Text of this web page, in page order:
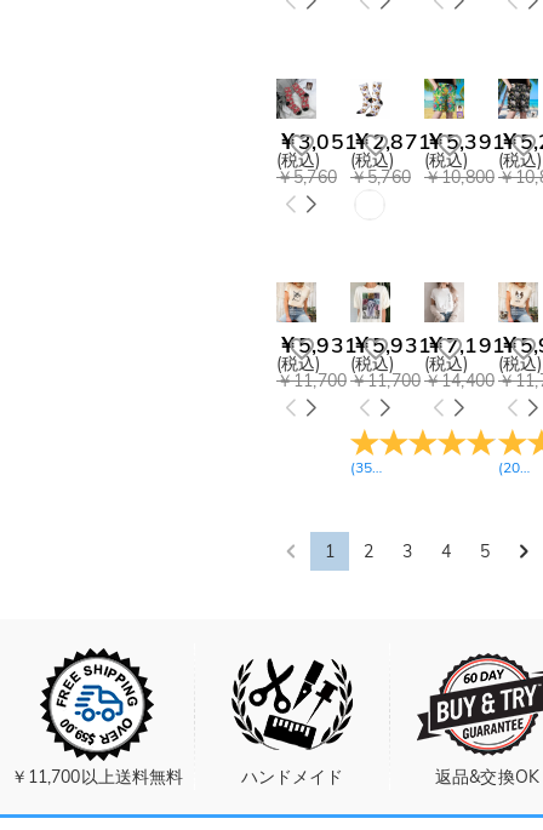
￥3,051
(税込)
￥5,760
￥2,871
(税込)
￥5,760
￥5,391
(税込)
￥10,800
￥
(税込)
￥
￥5,931
(税込)
￥11,700
￥5,931
(税込)
￥11,700
(35レビュー
￥7,191
(税込)
￥14,400
￥
(税込)
￥
(20レ
1 2 3 4 5
￥11,700以上送料無料 ハンドメイド 返品&交換OK